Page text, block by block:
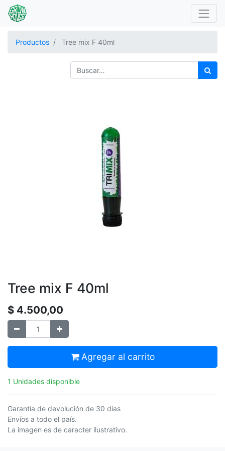
Productos Tree mix F 40ml
Tree mix F 40ml
$ 4.500,00
Agregar al carrito
1 Unidades disponible
Garantía de devolución de 30 días
Envíos a todo el país.
La imagen es de caracter ilustrativo.